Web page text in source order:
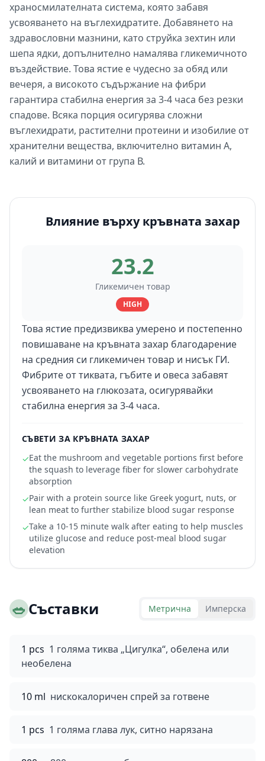
храносмилателната система, която забавя
усвояването на въглехидратите. Добавянето на
здравословни мазнини, като струйка зехтин или
шепа ядки, допълнително намалява гликемичното
въздействие. Това ястие е чудесно за обяд или
вечеря, а високото съдържание на фибри
гарантира стабилна енергия за 3-4 часа без резки
спадове. Всяка порция осигурява сложни
въглехидрати, растителни протеини и изобилие от
хранителни вещества, включително витамин А,
калий и витамини от група В.
Влияние върху кръвната захар
23.2
Гликемичен товар
HIGH
Това ястие предизвиква умерено и постепенно
повишаване на кръвната захар благодарение
на средния си гликемичен товар и нисък ГИ.
Фибрите от тиквата, гъбите и овеса забавят
усвояването на глюкозата, осигурявайки
стабилна енергия за 3-4 часа.
СЪВЕТИ ЗА КРЪВНАТА ЗАХАР
✓Eat the mushroom and vegetable portions first before
the squash to leverage fiber for slower carbohydrate
absorption
✓Pair with a protein source like Greek yogurt, nuts, or
lean meat to further stabilize blood sugar response
✓Take a 10-15 minute walk after eating to help muscles
utilize glucose and reduce post-meal blood sugar
elevation
🥗Съставки Метрична Имперска
1 pcs 1 голяма тиква „Цигулка“, обелена или
необелена
10 ml нискокалоричен спрей за готвене
1 pcs 1 голяма глава лук, ситно нарязана